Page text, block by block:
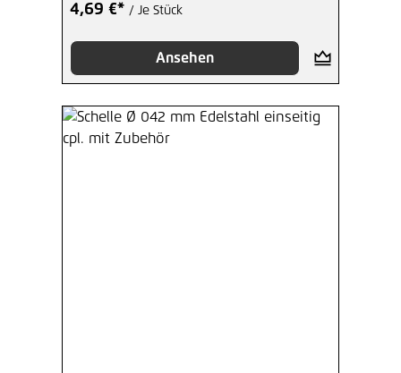
4,69 €* / Je Stück
Ansehen